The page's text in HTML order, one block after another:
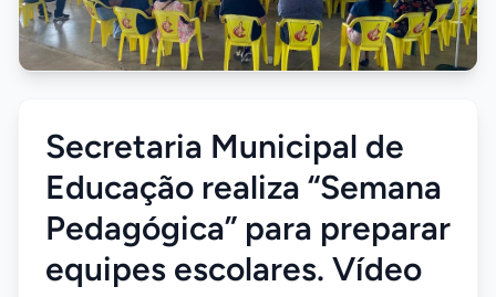
Secretaria Municipal de
Educação realiza “Semana
Pedagógica” para preparar
equipes escolares. Vídeo